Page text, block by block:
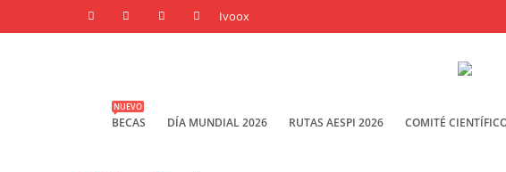
BECAS
NUEVO
DÍA MUNDIAL 2026 RUTAS AESPI 2026 COMITÉ